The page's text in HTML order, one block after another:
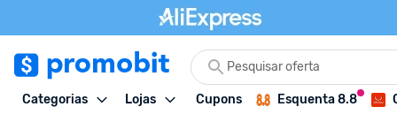
Categorias Lojas Cupons Esquenta 8.8